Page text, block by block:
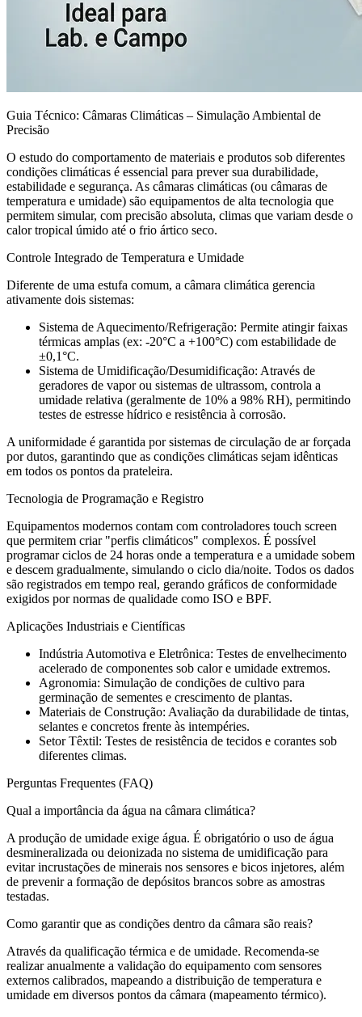
Guia Técnico: Câmaras Climáticas – Simulação Ambiental de
Precisão
O estudo do comportamento de materiais e produtos sob diferentes
condições climáticas é essencial para prever sua durabilidade,
estabilidade e segurança. As câmaras climáticas (ou câmaras de
temperatura e umidade) são equipamentos de alta tecnologia que
permitem simular, com precisão absoluta, climas que variam desde o
calor tropical úmido até o frio ártico seco.
Controle Integrado de Temperatura e Umidade
Diferente de uma estufa comum, a câmara climática gerencia
ativamente dois sistemas:
Sistema de Aquecimento/Refrigeração: Permite atingir faixas
térmicas amplas (ex: -20°C a +100°C) com estabilidade de
±0,1°C.
Sistema de Umidificação/Desumidificação: Através de
geradores de vapor ou sistemas de ultrassom, controla a
umidade relativa (geralmente de 10% a 98% RH), permitindo
testes de estresse hídrico e resistência à corrosão.
A uniformidade é garantida por sistemas de circulação de ar forçada
por dutos, garantindo que as condições climáticas sejam idênticas
em todos os pontos da prateleira.
Tecnologia de Programação e Registro
Equipamentos modernos contam com controladores touch screen
que permitem criar "perfis climáticos" complexos. É possível
programar ciclos de 24 horas onde a temperatura e a umidade sobem
e descem gradualmente, simulando o ciclo dia/noite. Todos os dados
são registrados em tempo real, gerando gráficos de conformidade
exigidos por normas de qualidade como ISO e BPF.
Aplicações Industriais e Científicas
Indústria Automotiva e Eletrônica: Testes de envelhecimento
acelerado de componentes sob calor e umidade extremos.
Agronomia: Simulação de condições de cultivo para
germinação de sementes e crescimento de plantas.
Materiais de Construção: Avaliação da durabilidade de tintas,
selantes e concretos frente às intempéries.
Setor Têxtil: Testes de resistência de tecidos e corantes sob
diferentes climas.
Perguntas Frequentes (FAQ)
Qual a importância da água na câmara climática?
A produção de umidade exige água. É obrigatório o uso de água
desmineralizada ou deionizada no sistema de umidificação para
evitar incrustações de minerais nos sensores e bicos injetores, além
de prevenir a formação de depósitos brancos sobre as amostras
testadas.
Como garantir que as condições dentro da câmara são reais?
Através da qualificação térmica e de umidade. Recomenda-se
realizar anualmente a validação do equipamento com sensores
externos calibrados, mapeando a distribuição de temperatura e
umidade em diversos pontos da câmara (mapeamento térmico).